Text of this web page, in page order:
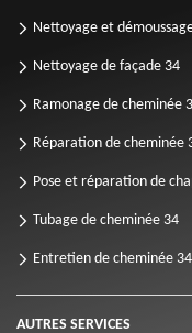
Nettoyage et
Nettoyage de façade 34
Ramonage de cheminée
Réparation de cheminée
Pose et réparation de
Tubage de cheminée 34
Entretien de cheminée 34
AUTRES SERVICES